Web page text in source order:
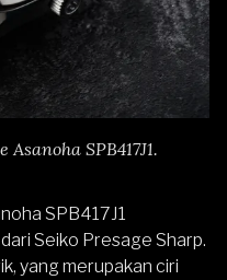
SPB417J1.
SPB417J1
dari Seiko Presage Sharp.
yang merupakan ciri